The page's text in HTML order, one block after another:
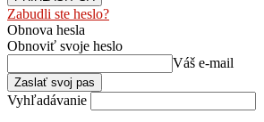
Zabudli ste heslo?
Obnova hesla
Obnoviť svoje heslo
Váš e-mail
Vyhľadávanie